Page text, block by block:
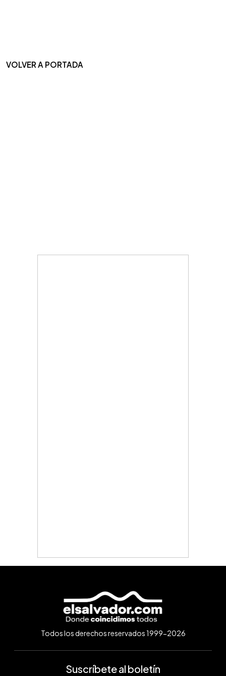
VOLVER A PORTADA
Todos los derechos reservados 1999-2026
Suscríbete al boletín